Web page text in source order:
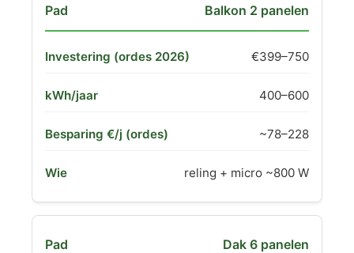
Balkon 2 panelen
€399–750
400–600
~78–228
reling + micro ~800 W
Dak 6 panelen